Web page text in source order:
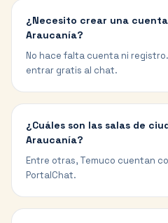
¿Necesito crear una
Araucanía?
No hace falta cuenta ni
entrar gratis al chat.
¿Cuáles son las salas de
Araucanía?
Entre otras, Temuco cuentan
PortalChat.